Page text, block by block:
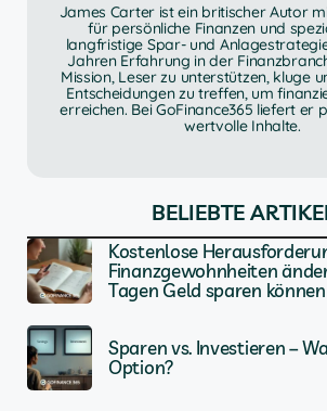
James Carter ist ein britischer Autor
für persönliche Finanzen und
langfristige Spar- und
Jahren Erfahrung in der
Mission, Leser zu unterstützen, kluge
Entscheidungen zu treffen, um
erreichen. Bei GoFinance365 liefert er
wertvolle Inhalte.
BELIEBTE
Kostenlose
Finanzgewohnheiten
Tagen Geld sparen können
Sparen vs. Investieren –
Option?